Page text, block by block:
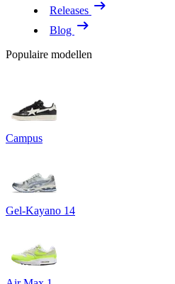
Releases
Blog
Populaire modellen
Campus
Gel-Kayano 14